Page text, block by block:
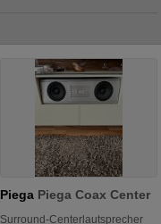
Piega Piega Coax Center
Surround-Centerlautsprecher